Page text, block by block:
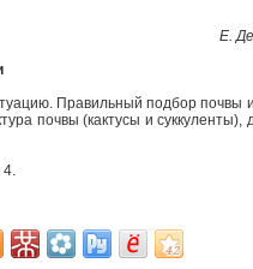
Е.
Правильный подбор
почвы (кактусы и суккуленты),
4.